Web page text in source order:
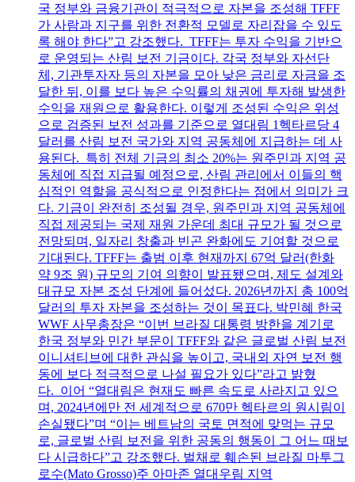
국 정부와 금융기관이 적극적으로 자본을 조성해 TFFF
가 사람과 지구를 위한 전환적 모델로 자리잡을 수 있도
록 해야 한다”고 강조했다. TFFF는 투자 수익을 기반으
로 운영되는 산림 보전 기금이다. 각국 정부와 자선단
체, 기관투자자 등의 자본을 모아 낮은 금리로 자금을 조
달한 뒤, 이를 보다 높은 수익률의 채권에 투자해 발생한
수익을 재원으로 활용한다. 이렇게 조성된 수익은 위성
으로 검증된 보전 성과를 기준으로 열대림 1헥타르당 4
달러를 산림 보전 국가와 지역 공동체에 지급하는 데 사
용된다. 특히 전체 기금의 최소 20%는 원주민과 지역 공
동체에 직접 지급될 예정으로, 산림 관리에서 이들의 핵
심적인 역할을 공식적으로 인정한다는 점에서 의미가 크
다. 기금이 완전히 조성될 경우, 원주민과 지역 공동체에
직접 제공되는 국제 재원 가운데 최대 규모가 될 것으로
전망되며, 일자리 창출과 빈곤 완화에도 기여할 것으로
기대된다. TFFF는 출범 이후 현재까지 67억 달러(한화
약 9조 원) 규모의 기여 의향이 발표됐으며, 제도 설계와
대규모 자본 조성 단계에 들어섰다. 2026년까지 총 100억
달러의 투자 자본을 조성하는 것이 목표다. 박민혜 한국
WWF 사무총장은 “이번 브라질 대통령 방한을 계기로
한국 정부와 민간 부문이 TFFF와 같은 글로벌 산림 보전
이니셔티브에 대한 관심을 높이고, 국내외 자연 보전 행
동에 보다 적극적으로 나설 필요가 있다”라고 밝혔
다. 이어 “열대림은 현재도 빠른 속도로 사라지고 있으
며, 2024년에만 전 세계적으로 670만 헥타르의 원시림이
손실됐다”며 “이는 베트남의 국토 면적에 맞먹는 규모
로, 글로벌 산림 보전을 위한 공동의 행동이 그 어느 때보
다 시급하다”고 강조했다. 벌채로 훼손된 브라질 마투그
로수(Mato Grosso)주 아마존 열대우림 지역